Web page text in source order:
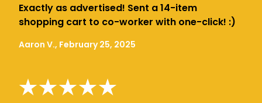
Exactly as advertised! Sent a 14-item
shopping cart to co-worker with one-click! :)
Aaron V., February 25, 2025